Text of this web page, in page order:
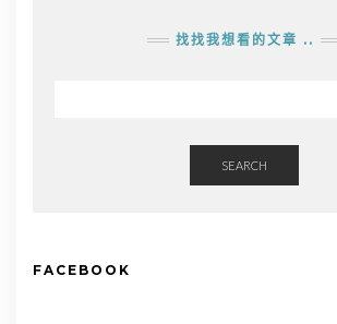
找找我想看的文章 ..
SEARCH
FACEBOOK